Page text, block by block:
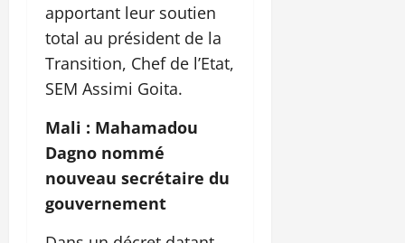
apportant leur soutien
total au président de la
Transition, Chef de l’Etat,
SEM Assimi Goita.
Mali : Mahamadou
Dagno nommé
nouveau secrétaire du
gouvernement